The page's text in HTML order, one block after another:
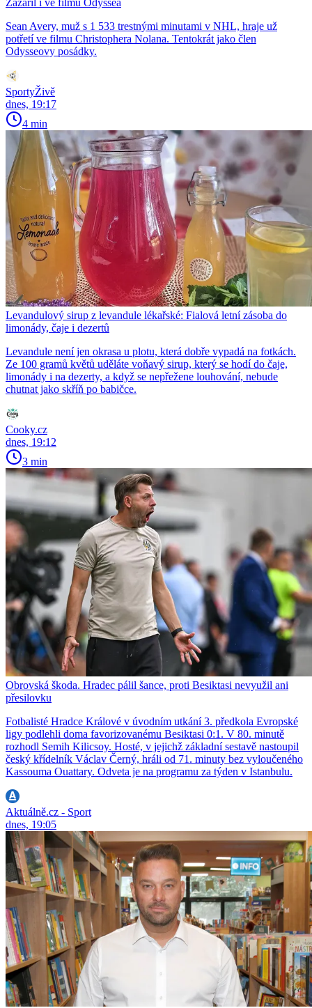
Zazářil i ve filmu Odyssea
Sean Avery, muž s 1 533 trestnými minutami v NHL, hraje už
potřetí ve filmu Christophera Nolana. Tentokrát jako člen
Odysseovy posádky.
SportyŽivě
dnes, 19:17
4 min
Levandulový sirup z levandule lékařské: Fialová letní zásoba do
limonády, čaje i dezertů
Levandule není jen okrasa u plotu, která dobře vypadá na fotkách.
Ze 100 gramů květů uděláte voňavý sirup, který se hodí do čaje,
limonády i na dezerty, a když se nepřežene louhování, nebude
chutnat jako skříň po babičce.
Cooky.cz
dnes, 19:12
3 min
Obrovská škoda. Hradec pálil šance, proti Besiktasi nevyužil ani
přesilovku
Fotbalisté Hradce Králové v úvodním utkání 3. předkola Evropské
ligy podlehli doma favorizovanému Besiktasi 0:1. V 80. minutě
rozhodl Semih Kilicsoy. Hosté, v jejichž základní sestavě nastoupil
český křídelník Václav Černý, hráli od 71. minuty bez vyloučeného
Kassouma Ouattary. Odveta je na programu za týden v Istanbulu.
Aktuálně.cz - Sport
dnes, 19:05